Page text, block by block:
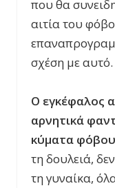
που θα
αιτία του
σχέση με αυτό.
Ο εγκέφαλος
αρνητικά
κύματα
τη δουλειά,
τη γυναίκα,